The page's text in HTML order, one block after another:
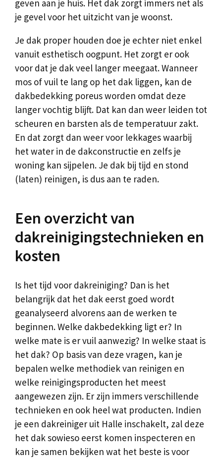
geven aan je huis. Het dak zorgt immers net als
je gevel voor het uitzicht van je woonst.
Je dak proper houden doe je echter niet enkel
vanuit esthetisch oogpunt. Het zorgt er ook
voor dat je dak veel langer meegaat. Wanneer
mos of vuil te lang op het dak liggen, kan de
dakbedekking poreus worden omdat deze
langer vochtig blijft. Dat kan dan weer leiden tot
scheuren en barsten als de temperatuur zakt.
En dat zorgt dan weer voor lekkages waarbij
het water in de dakconstructie en zelfs je
woning kan sijpelen. Je dak bij tijd en stond
(laten) reinigen, is dus aan te raden.
Een overzicht van
dakreinigingstechnieken en
kosten
Is het tijd voor dakreiniging? Dan is het
belangrijk dat het dak eerst goed wordt
geanalyseerd alvorens aan de werken te
beginnen. Welke dakbedekking ligt er? In
welke mate is er vuil aanwezig? In welke staat is
het dak? Op basis van deze vragen, kan je
bepalen welke methodiek van reinigen en
welke reinigingsproducten het meest
aangewezen zijn. Er zijn immers verschillende
technieken en ook heel wat producten. Indien
je een dakreiniger uit Halle inschakelt, zal deze
het dak sowieso eerst komen inspecteren en
kan je samen bekijken wat het beste is voor